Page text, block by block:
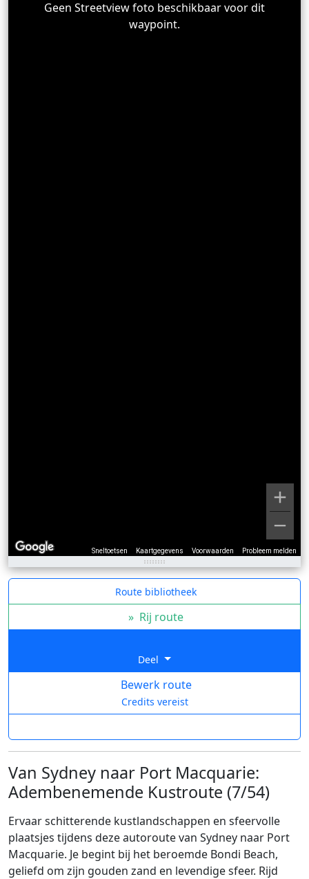
Sneltoetsen Kaartgegevens Voorwaarden Probleem melden
Geen Streetview foto beschikbaar voor dit
waypoint.
Route bibliotheek
» Rij route
Deel
Bewerk route
Credits vereist
Van Sydney naar Port Macquarie:
Adembenemende Kustroute (7/54)
Ervaar schitterende kustlandschappen en sfeervolle
plaatsjes tijdens deze autoroute van Sydney naar Port
Macquarie. Je begint bij het beroemde Bondi Beach,
geliefd om zijn gouden zand en levendige sfeer. Rijd